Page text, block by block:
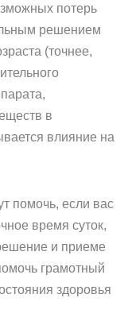
потерь
решением
(точнее,
в
влияние на
помочь, если вас
время суток,
и приеме
грамотный
здоровья